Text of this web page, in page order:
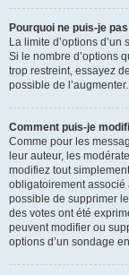
Pourquoi ne puis-je
La limite d’options
Si le nombre d’options
trop restreint, essayez
possible de l’augmenter.
Comment puis-je
Comme pour les
leur auteur, les
modifiez tout
obligatoirement associé
possible de supprimer
des votes ont été
peuvent modifier ou
options d’un sondage